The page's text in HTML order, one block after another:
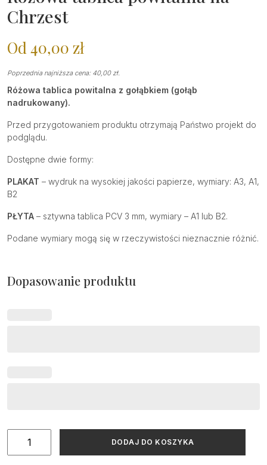
Chrzest
Od 40,00 zł
Poprzednia najniższa cena: 40,00 zł.
Różowa tablica powitalna z gołąbkiem (gołąb
nadrukowany).
Przed przygotowaniem produktu otrzymają Państwo projekt do
podglądu.
Dostępne dwie formy:
PLAKAT – wydruk na wysokiej jakości papierze, wymiary: A3, A1,
B2
PŁYTA – sztywna tablica PCV 3 mm, wymiary – A1 lub B2.
Podane wymiary mogą się w rzeczywistości nieznacznie różnić.
Dopasowanie produktu
DODAJ DO KOSZYKA